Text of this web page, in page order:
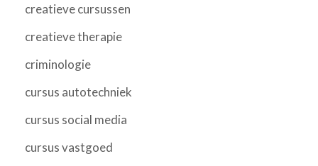
creatieve cursussen
creatieve therapie
criminologie
cursus autotechniek
cursus social media
cursus vastgoed